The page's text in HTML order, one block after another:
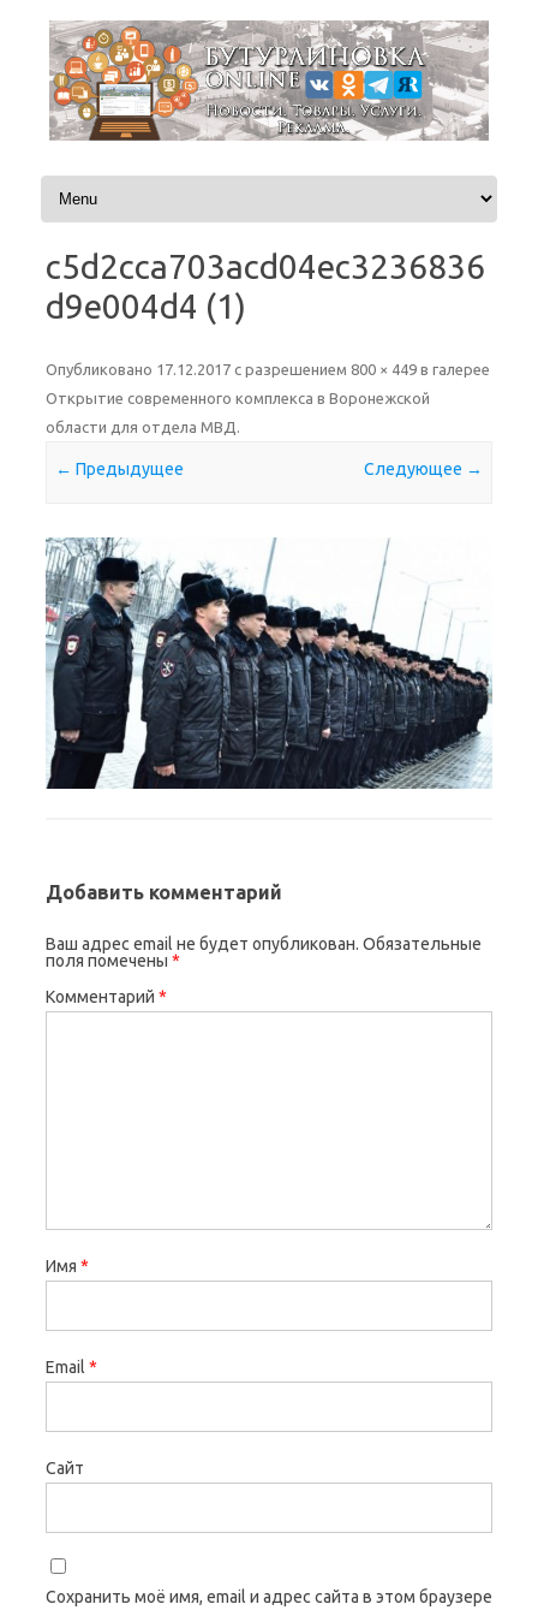
Перейти к содержимому
c5d2cca703acd04ec3236836
d9e004d4 (1)
Опубликовано 17.12.2017 с разрешением 800 × 449 в галерее
Открытие современного комплекса в Воронежской
области для отдела МВД .
← Предыдущее Следующее →
Добавить комментарий
Ваш адрес email не будет опубликован. Обязательные
поля помечены *
Комментарий *
Имя *
Email *
Сайт
Сохранить моё имя, email и адрес сайта в этом браузере